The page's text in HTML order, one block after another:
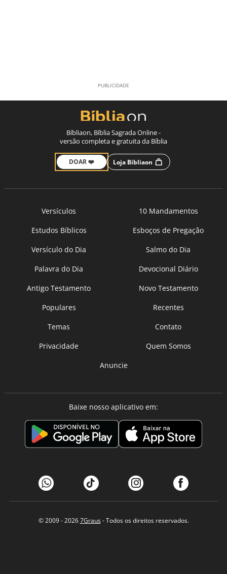
Bíbliaon, Bíblia Sagrada Online -
versão completa e gratuita da Bíblia
DOAR ❤️ Loja Bíbliaon
Versículos
10 Mandamentos
Estudos Bíblicos
Esboços de Pregação
Versículo do Dia
Salmo do Dia
Palavra do Dia
Devocional Diário
Antigo Testamento
Novo Testamento
Populares
Recentes
Temas
Contato
Privacidade
Quem Somos
Anuncie
Baixe nosso aplicativo em:
© 2009 - 20267Graus- Todos os direitos reservados.